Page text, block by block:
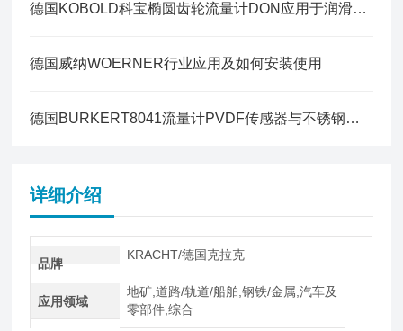
德国KOBOLD科宝椭圆齿轮流量计DON应用于润滑行业
德国威纳WOERNER行业应用及如何安装使用
德国BURKERT8041流量计PVDF传感器与不锈钢传感器 介质温度、承压对比
详细介绍
品牌
KRACHT/德国克拉克
应用领域
地矿,道路/轨道/船舶,钢铁/金属,汽车及
零部件,综合